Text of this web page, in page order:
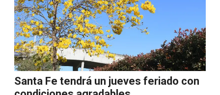
Santa Fe tendrá un jueves feriado con